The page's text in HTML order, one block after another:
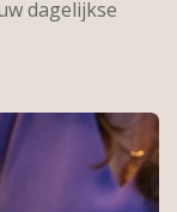
dagelijkse